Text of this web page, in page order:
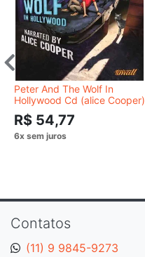
Peter And The Wolf In
Hollywood Cd (alice Cooper)
R$ 54,77
Contatos
(11) 9 9845-9273